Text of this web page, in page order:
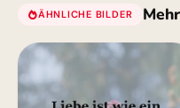
ÄHNLICHE BILDER